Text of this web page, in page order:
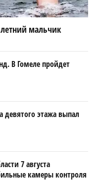
мальчик
В Гомеле пройдет
девятого этажа выпал
7 августа
камеры контроля